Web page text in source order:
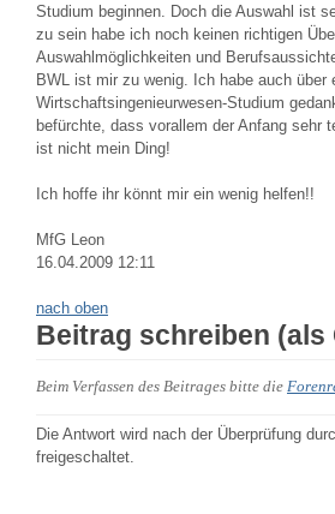
Studium beginnen. Doch die Auswahl ist
zu sein habe ich noch keinen richtigen
Auswahlmöglichkeiten und
BWL ist mir zu wenig. Ich habe auch über
Wirtschaftsingenieurwesen-Studium
befürchte, dass vorallem der Anfang sehr
ist nicht mein Ding!
Ich hoffe ihr könnt mir ein wenig helfen!!
MfG Leon
16.04.2009 12:11
nach oben
Beitrag schreiben (als
Beim Verfassen des Beitrages bitte die
Die Antwort wird nach der Überprüfung
freigeschaltet.